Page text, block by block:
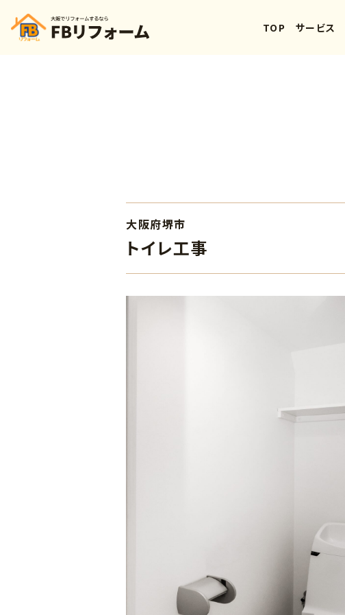
TOP サービス
大阪府堺市
トイレ工事